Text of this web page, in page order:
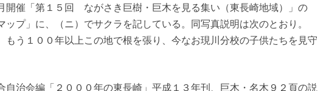
開催「第１５回 ながさき巨樹・巨木を見る集い（東長崎地域）」の
ップ」に、（ニ）でサクラを記している。同写真説明は次のとおり。
う１００年以上この地で根を張り、今なお現川分校の子供たちを見守
自治会編「２０００年の東長崎」平成１３年刊、巨木・名木９２頁の説